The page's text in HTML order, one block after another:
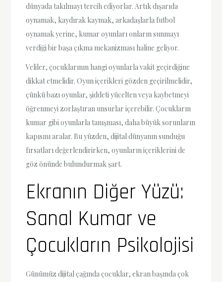
dünyada takılmayı tercih ediyorlar. Artık dışarıda
oynamak, kaydırak kaymak, arkadaşlarla futbol
oynamak yerine, kumar oyunları onların sunmayı
verdiği bir başa çıkma mekanizması haline geliyor.
Veliler, çocuklarının hangi oyunlarla vakit geçirdiğine
dikkat etmelidir. Oyun içerikleri gözden geçirilmelidir,
çünkü bazı oyunlar, şiddeti yücelten veya kaybetmeyi
öğrenmeyi zorlaştıran unsurlar içerebilir. Çocukların
kumar gibi oyunlarla tanışması, daha büyük sorunların
kapısını aralar. Bu yüzden, dijital dünyanın sunduğu
fırsatları değerlendirirken, oyunların içeriklerini de
göz önünde bulundurmak şart.
Ekranın Diğer Yüzü:
Sanal Kumar ve
Çocukların Psikolojisi
Günümüz dijital çağında çocuklar, ekran başında çok